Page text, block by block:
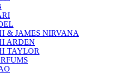
& JAMES NIRVANA
ARDEN
TAYLOR